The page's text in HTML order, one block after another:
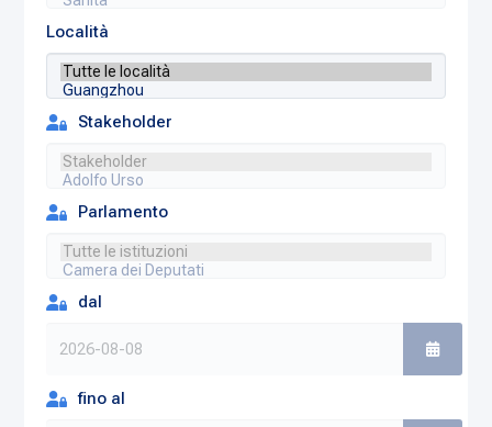
Località
Stakeholder
Parlamento
dal
fino al